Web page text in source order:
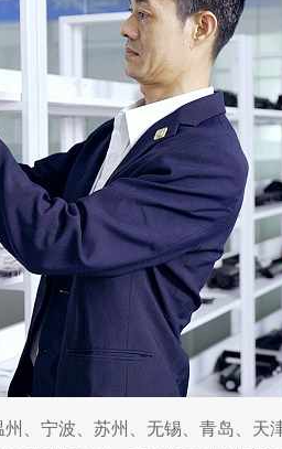
、宁波、苏州、无锡、青岛、天